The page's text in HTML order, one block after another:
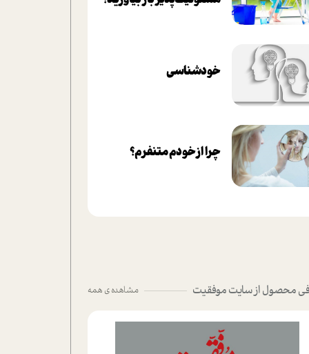
خودشناسی
چرا از خودم متنفرم؟
محصول از سایت موفقیت مشاهده ی همه